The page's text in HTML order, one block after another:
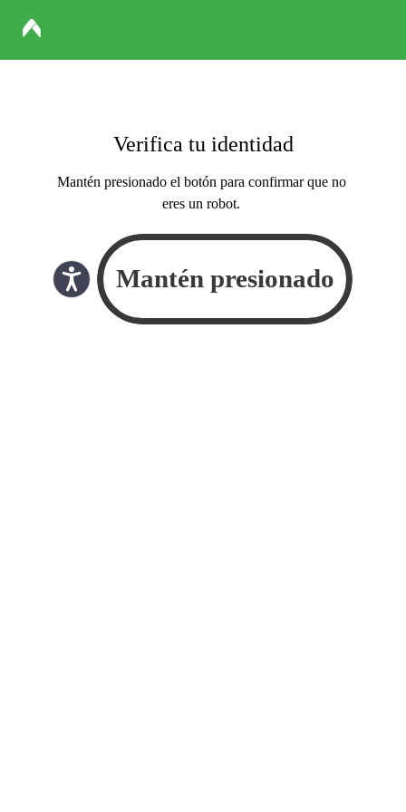
Verifica tu identidad
Mantén presionado el botón para confirmar que no
eres un robot.